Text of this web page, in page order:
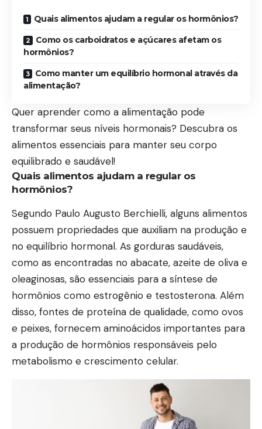
Quais alimentos ajudam a regular os hormônios?
Como os carboidratos e açúcares afetam os
hormônios?
Como manter um equilíbrio hormonal através da
alimentação?
Quer aprender como a alimentação pode
transformar seus níveis hormonais? Descubra os
alimentos essenciais para manter seu corpo
equilibrado e saudável!
Quais alimentos ajudam a regular os
hormônios?
Segundo Paulo Augusto Berchielli, alguns alimentos
possuem propriedades que auxiliam na produção e
no equilíbrio hormonal. As gorduras saudáveis,
como as encontradas no abacate, azeite de oliva e
oleaginosas, são essenciais para a síntese de
hormônios como estrogênio e testosterona. Além
disso, fontes de proteína de qualidade, como ovos
e peixes, fornecem aminoácidos importantes para
a produção de hormônios responsáveis pelo
metabolismo e crescimento celular.